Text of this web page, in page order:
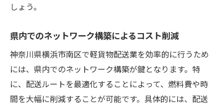
しょう。
県内でのネットワーク構築によるコスト削減
神奈川県横浜市南区で軽貨物配送業を効率的に行うため
には、県内でのネットワーク構築が鍵となります。特
に、配送ルートを最適化することによって、燃料費や時
間を大幅に削減することが可能です。具体的には、配送